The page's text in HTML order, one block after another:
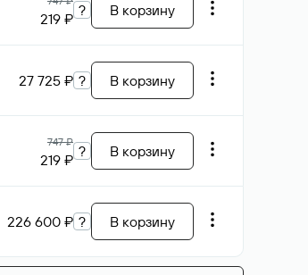
219 ₽ ? В корзину
27 725 ₽ ? В корзину
747 ₽
219 ₽ ? В корзину
226 600 ₽ ? В корзину